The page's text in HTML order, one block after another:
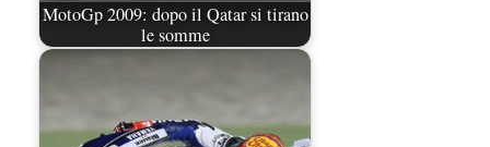
MotoGp 2009: dopo il Qatar si tirano
le somme